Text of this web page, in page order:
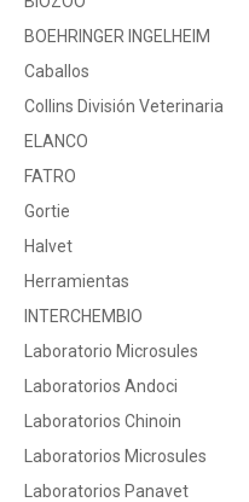
BOEHRINGER INGELHEIM
Caballos
Collins División Veterinaria
ELANCO
FATRO
Gortie
Halvet
Herramientas
INTERCHEMBIO
Laboratorio Microsules
Laboratorios Andoci
Laboratorios Chinoin
Laboratorios Microsules
Laboratorios Panavet